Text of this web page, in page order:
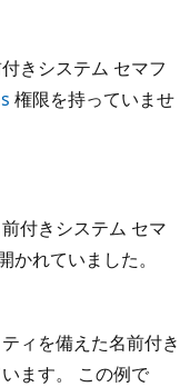
きシステム セマフ
権限を持っていませ
付きシステム セマ
かれていました。
ィを備えた名前付き
ます。 この例で